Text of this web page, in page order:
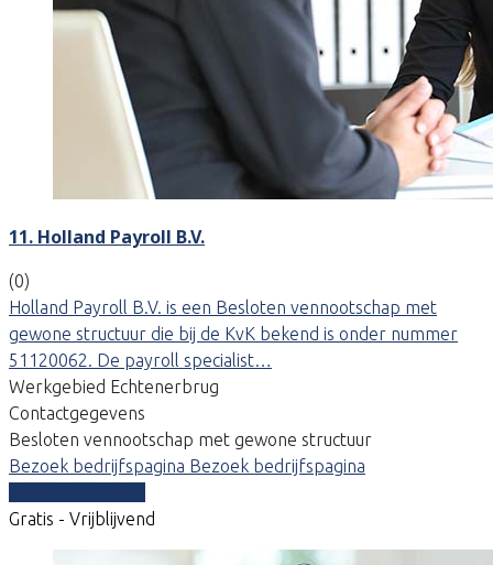
11. Holland Payroll B.V.
(0)
Holland Payroll B.V. is een Besloten vennootschap met
gewone structuur die bij de KvK bekend is onder nummer
51120062. De payroll specialist…
Werkgebied Echtenerbrug
Contactgegevens
Besloten vennootschap met gewone structuur
Bezoek bedrijfspagina Bezoek bedrijfspagina
Gratis - Vrijblijvend